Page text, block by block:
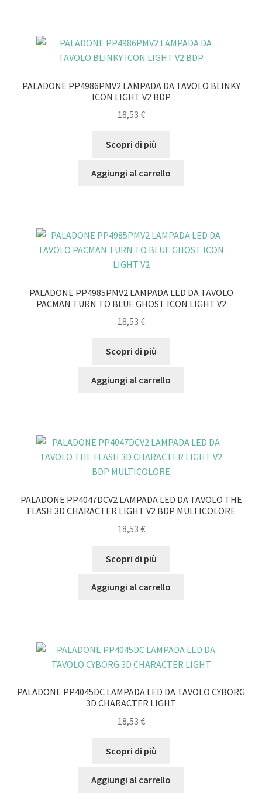
PALADONE PP4986PMV2 LAMPADA DA TAVOLO BLINKY
ICON LIGHT V2 BDP
18,53 €
Scopri di più
Aggiungi al carrello
PALADONE PP4985PMV2 LAMPADA LED DA TAVOLO
PACMAN TURN TO BLUE GHOST ICON LIGHT V2
18,53 €
Scopri di più
Aggiungi al carrello
PALADONE PP4047DCV2 LAMPADA LED DA TAVOLO THE
FLASH 3D CHARACTER LIGHT V2 BDP MULTICOLORE
18,53 €
Scopri di più
Aggiungi al carrello
PALADONE PP4045DC LAMPADA LED DA TAVOLO CYBORG
3D CHARACTER LIGHT
18,53 €
Scopri di più
Aggiungi al carrello